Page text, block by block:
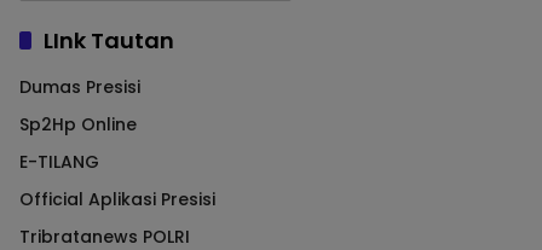
LInk Tautan
Dumas Presisi
Sp2Hp Online
E-TILANG
Official Aplikasi Presisi
Tribratanews POLRI